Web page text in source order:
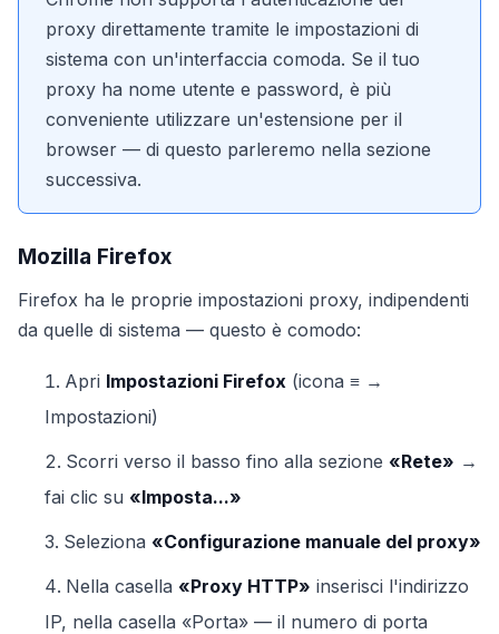
proxy direttamente tramite le impostazioni di
sistema con un'interfaccia comoda. Se il tuo
proxy ha nome utente e password, è più
conveniente utilizzare un'estensione per il
browser — di questo parleremo nella sezione
successiva.
Mozilla Firefox
Firefox ha le proprie impostazioni proxy, indipendenti
da quelle di sistema — questo è comodo:
Apri Impostazioni Firefox (icona ≡ →
Impostazioni)
Scorri verso il basso fino alla sezione «Rete» →
fai clic su «Imposta...»
Seleziona «Configurazione manuale del proxy»
Nella casella «Proxy HTTP» inserisci l'indirizzo
IP, nella casella «Porta» — il numero di porta